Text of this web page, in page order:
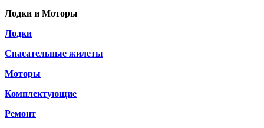
Лодки и Моторы
Лодки
Спасательные жилеты
Моторы
Комплектующие
Ремонт